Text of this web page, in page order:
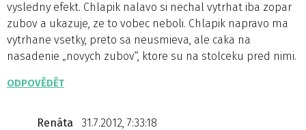
vysledny efekt. Chlapik nalavo si nechal vytrhat iba zopar
zubov a ukazuje, ze to vobec neboli. Chlapik napravo ma
vytrhane vsetky, preto sa neusmieva, ale caka na
nasadenie „novych zubov“, ktore su na stolceku pred nimi.
ODPOVĚDĚT
Renáta
31.7.2012, 7:33:18